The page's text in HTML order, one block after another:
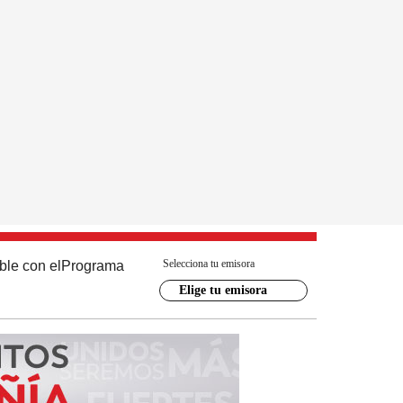
con el Programa Selecciona tu emisora
Elige tu emisora